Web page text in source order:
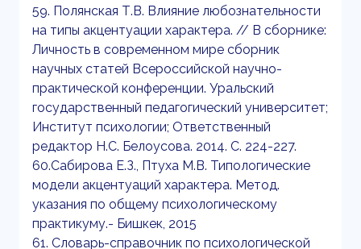
59. Полянская Т.В. Влияние любознательности
на типы акцентуации характера. // В сборнике:
Личность в современном мире сборник
научных статей Всероссийской научно-
практической конференции. Уральский
государственный педагогический университет;
Институт психологии; Ответственный
редактор Н.С. Белоусова. 2014. С. 224-227.
60.Сабирова Е.З., Птуха М.В. Типологические
модели акцентуаций характера. Метод.
указания по общему психологическому
практикуму.- Бишкек, 2015
61. Словарь-справочник по психологической